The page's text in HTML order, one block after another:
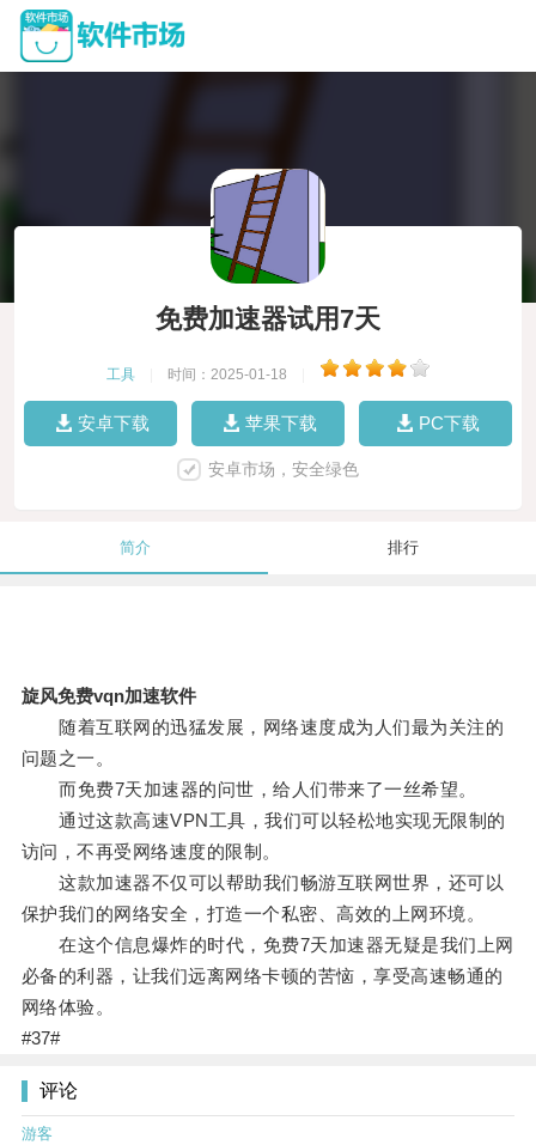
免费加速器试用7天
工具 时间：2025-01-18
安卓下载 苹果下载 PC下载
安卓市场，安全绿色
简介 排行
旋风免费vqn加速软件
随着互联网的迅猛发展，网络速度成为人们最为关注的
问题之一。
而免费7天加速器的问世，给人们带来了一丝希望。
通过这款高速VPN工具，我们可以轻松地实现无限制的
访问，不再受网络速度的限制。
这款加速器不仅可以帮助我们畅游互联网世界，还可以
保护我们的网络安全，打造一个私密、高效的上网环境。
在这个信息爆炸的时代，免费7天加速器无疑是我们上网
必备的利器，让我们远离网络卡顿的苦恼，享受高速畅通的
网络体验。
#37#
评论
游客